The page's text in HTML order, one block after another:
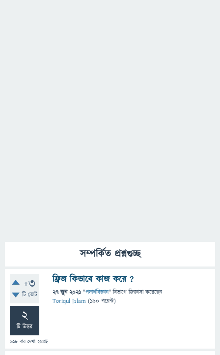
সম্পর্কিত প্রশ্নগুচ্ছ
+3
টি ভোট
2
টি উত্তর
618 বার দেখা হয়েছে
ফ্রিজ কিভাবে কাজ করে ?
27 জুন 2021 "পদার্থবিজ্ঞান" বিভাগে জিজ্ঞাসাকরেছেন
Toriqul Islam (190 পয়েন্ট)